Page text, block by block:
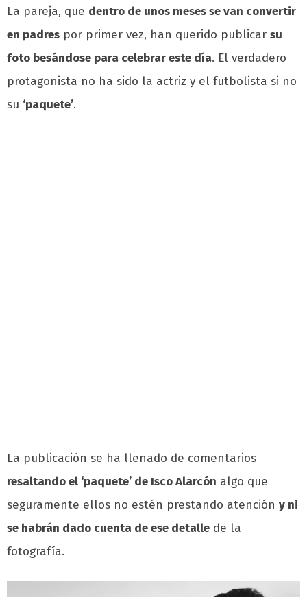
La pareja, que dentro de unos meses se van convertir
en padres por primer vez, han querido publicar su
foto besándose para celebrar este día. El verdadero
protagonista no ha sido la actriz y el futbolista si no
su ‘paquete’.
La publicación se ha llenado de comentarios
resaltando el ‘paquete’ de Isco Alarcón algo que
seguramente ellos no estén prestando atención y ni
se habrán dado cuenta de ese detalle de la
fotografía.